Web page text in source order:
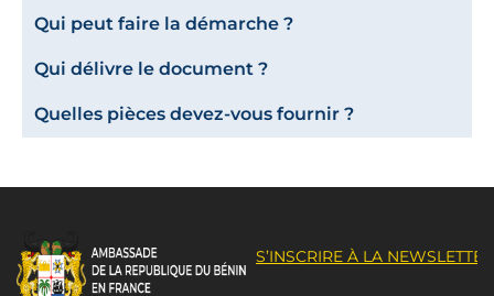
Qui peut faire la démarche ?
Qui délivre le document ?
Quelles pièces devez-vous fournir ?
S’INSCRIRE À LA NEWSLETTER